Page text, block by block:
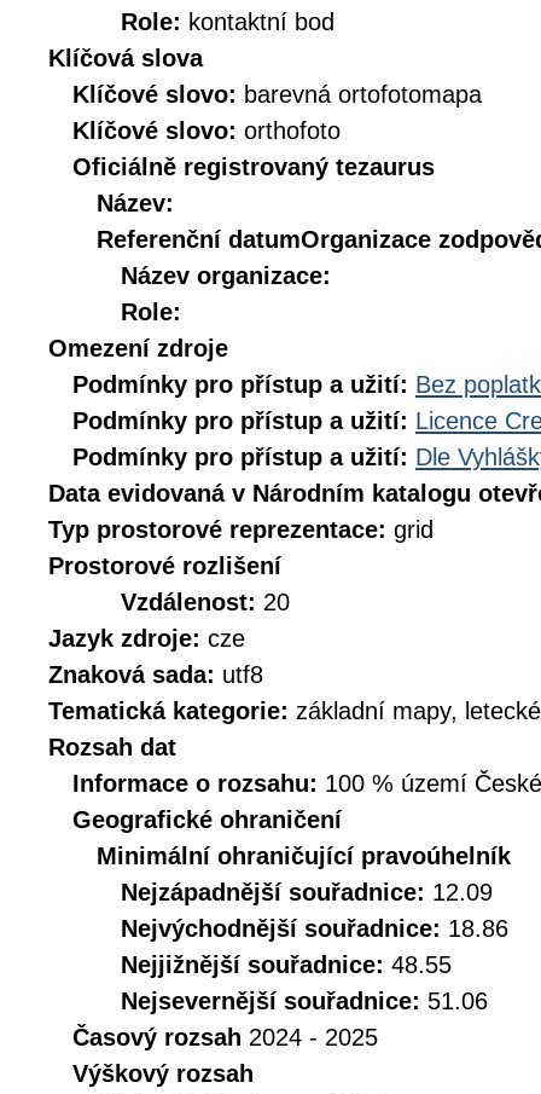
Role: kontaktní bod
Klíčová slova
Klíčové slovo: barevná ortofotomapa
Klíčové slovo: orthofoto
Oficiálně registrovaný tezaurus
Název:
Referenční datumOrganizace
Název organizace:
Role:
Omezení zdroje
Podmínky pro přístup a užití: Bez
Podmínky pro přístup a užití: Licence
Podmínky pro přístup a užití: Dle
Data evidovaná v Národním katalogu
Typ prostorové reprezentace: grid
Prostorové rozlišení
Vzdálenost: 20
Jazyk zdroje: cze
Znaková sada: utf8
Tematická kategorie: základní mapy,
Rozsah dat
Informace o rozsahu: 100 % území
Geografické ohraničení
Minimální ohraničující pravoúhelník
Nejzápadnější souřadnice: 12.09
Nejvýchodnější souřadnice: 18.86
Nejjižnější souřadnice: 48.55
Nejsevernější souřadnice: 51.06
Časový rozsah 2024 - 2025
Výškový rozsah